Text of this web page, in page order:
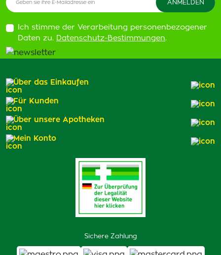
Ich stimme der Verarbeitung personenbezogener
Daten zu. Datenschutz-Bestimmungen.
Sichere Zahlung
Über das Einkaufen
Für Kunden
Über unsere Apotheken
Mein Konto